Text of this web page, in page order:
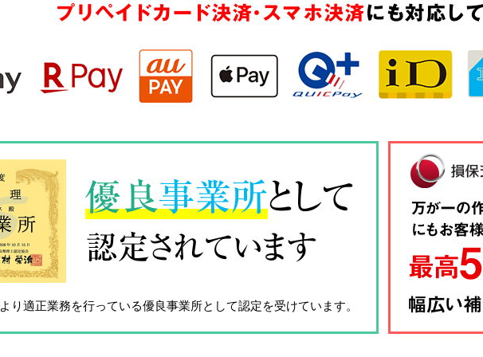
プリペイドカード決済・スマホ決済にも対応し
優良事業所として
認定されています
より適正業務を行っている優良事業所として認定を受けています。